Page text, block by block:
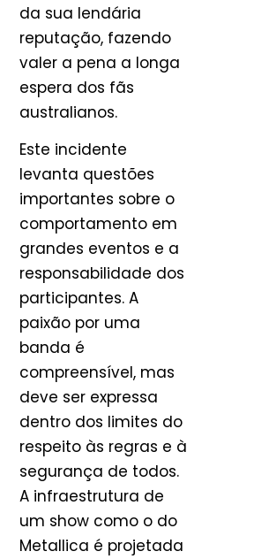
da sua lendária
reputação, fazendo
valer a pena a longa
espera dos fãs
australianos.
Este incidente
levanta questões
importantes sobre o
comportamento em
grandes eventos e a
responsabilidade dos
participantes. A
paixão por uma
banda é
compreensível, mas
deve ser expressa
dentro dos limites do
respeito às regras e à
segurança de todos.
A infraestrutura de
um show como o do
Metallica é projetada